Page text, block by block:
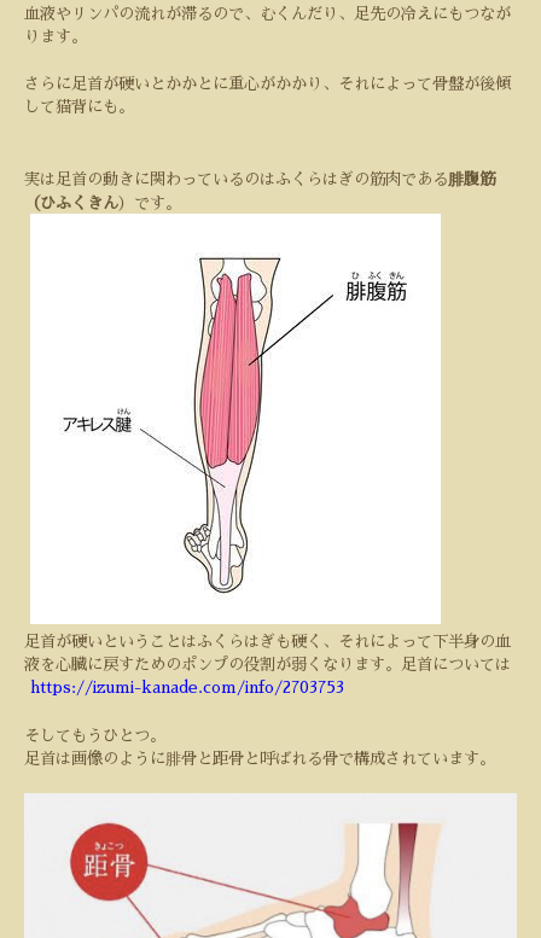
血液やリンパの流れが滞るので、むくんだり、足先の冷えにもつなが
ります。
さらに足首が硬いとかかとに重心がかかり、それによって骨盤が後傾
して猫背にも。
実は足首の動きに関わっているのはふくらはぎの筋肉である 腓腹筋
（ひふくきん）です。
足首が硬いということはふくらはぎも硬く、それによって下半身の血
液を心臓に戻すためのポンプの役割が弱くなります。足首については
https://izumi-kanade.com/info/2703753
そしてもうひとつ。
足首は画像のように腓骨と距骨と呼ばれる骨で構成されています。